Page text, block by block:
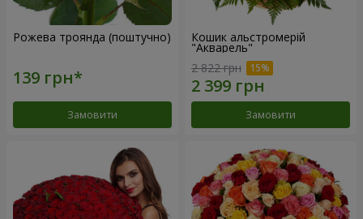
Рожева троянда (поштучно)
Замовити
Кошик альстромерій
"Акварель"
2 822 грн
Замовити